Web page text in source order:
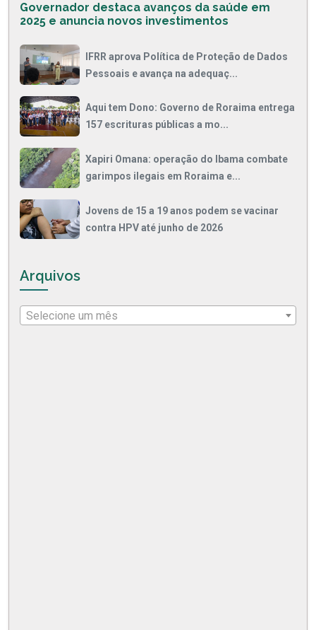
Governador destaca avanços da saúde em
2025 e anuncia novos investimentos
IFRR aprova Política de Proteção de Dados
Pessoais e avança na adequaç...
Aqui tem Dono: Governo de Roraima entrega
157 escrituras públicas a mo...
Xapiri Omana: operação do Ibama combate
garimpos ilegais em Roraima e...
Jovens de 15 a 19 anos podem se vacinar
contra HPV até junho de 2026
Arquivos
Selecione um mês